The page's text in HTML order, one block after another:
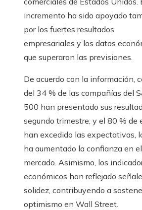
incremento ha sido apoyado
por los fuertes resultados
empresariales y los datos
que superaron las previsiones.
De acuerdo con la información,
del 34 % de las compañías del
500 han presentado sus
segundo trimestre, y el 80 % de
han excedido las expectativas,
ha aumentado la confianza en el
mercado. Asimismo, los
económicos han reflejado
solidez, contribuyendo a
optimismo en Wall Street.